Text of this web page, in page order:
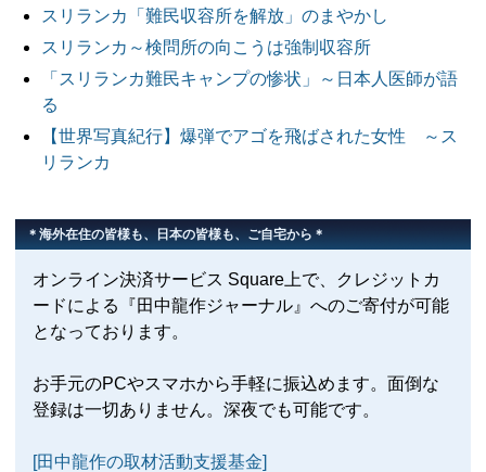
スリランカ「難民収容所を解放」のまやかし
スリランカ～検問所の向こうは強制収容所
「スリランカ難民キャンプの惨状」～日本人医師が語
る
【世界写真紀行】爆弾でアゴを飛ばされた女性 ～ス
リランカ
＊海外在住の皆様も、日本の皆様も、ご自宅から＊
オンライン決済サービス Square上で、クレジットカ
ードによる『田中龍作ジャーナル』へのご寄付が可能
となっております。
お手元のPCやスマホから手軽に振込めます。面倒な
登録は一切ありません。深夜でも可能です。
[田中龍作の取材活動支援基金]